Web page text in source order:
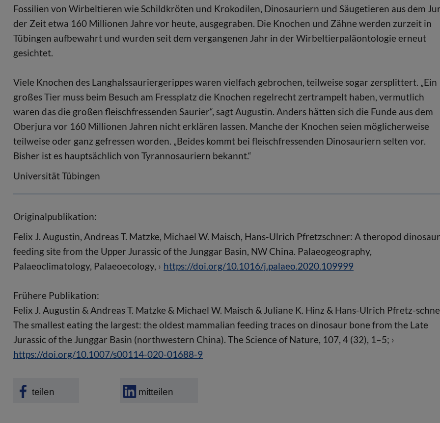
Fossilien von Wirbeltieren wie Schildkröten und Krokodilen, Dinosauriern und Säugetieren aus dem
der Zeit etwa 160 Millionen Jahre vor heute, ausgegraben. Die Knochen und Zähne werden zurzeit in
Tübingen aufbewahrt und wurden seit dem vergangenen Jahr in der Wirbeltierpaläontologie erneut
gesichtet.
Viele Knochen des Langhalssauriergerippes waren vielfach gebrochen, teilweise sogar zersplittert. „Ein
großes Tier muss beim Besuch am Fressplatz die Knochen regelrecht zertrampelt haben, vermutlich
waren das die großen fleischfressenden Saurier“, sagt Augustin. Anders hätten sich die Funde aus dem
Oberjura vor 160 Millionen Jahren nicht erklären lassen. Manche der Knochen seien möglicherweise
teilweise oder ganz gefressen worden. „Beides kommt bei fleischfressenden Dinosauriern selten vor.
Bisher ist es hauptsächlich von Tyrannosauriern bekannt.“
Universität Tübingen
Originalpublikation:
Felix J. Augustin, Andreas T. Matzke, Michael W. Maisch, Hans-Ulrich Pfretzschner: A theropod dinosaur
feeding site from the Upper Jurassic of the Junggar Basin, NW China. Palaeogeography,
Palaeoclimatology, Palaeoecology,
https://doi.org/10.1016/j.palaeo.2020.109999
Frühere Publikation:
Felix J. Augustin & Andreas T. Matzke & Michael W. Maisch & Juliane K. Hinz & Hans-Ulrich Pfretz-
The smallest eating the largest: the oldest mammalian feeding traces on dinosaur bone from the Late
Jurassic of the Junggar Basin (northwestern China). The Science of Nature, 107, 4 (32), 1–5;
https://doi.org/10.1007/s00114-020-01688-9
teilen mitteilen